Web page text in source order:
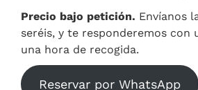
Precio bajo petición. Envíanos
seréis, y te responderemos con
una hora de recogida.
Reservar por WhatsApp